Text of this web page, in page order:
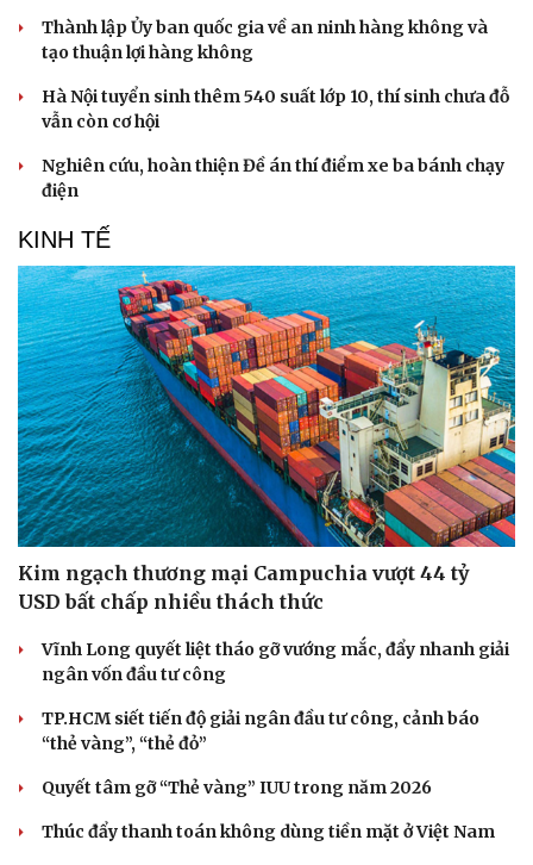
Thành lập Ủy ban quốc gia về an ninh hàng không và
tạo thuận lợi hàng không
Hà Nội tuyển sinh thêm 540 suất lớp 10, thí sinh chưa đỗ
vẫn còn cơ hội
Nghiên cứu, hoàn thiện Đề án thí điểm xe ba bánh chạy
điện
KINH TẾ
Kim ngạch thương mại Campuchia vượt 44 tỷ
USD bất chấp nhiều thách thức
Vĩnh Long quyết liệt tháo gỡ vướng mắc, đẩy nhanh giải
ngân vốn đầu tư công
TP.HCM siết tiến độ giải ngân đầu tư công, cảnh báo
“thẻ vàng”, “thẻ đỏ”
Quyết tâm gỡ “Thẻ vàng” IUU trong năm 2026
Thúc đẩy thanh toán không dùng tiền mặt ở Việt Nam